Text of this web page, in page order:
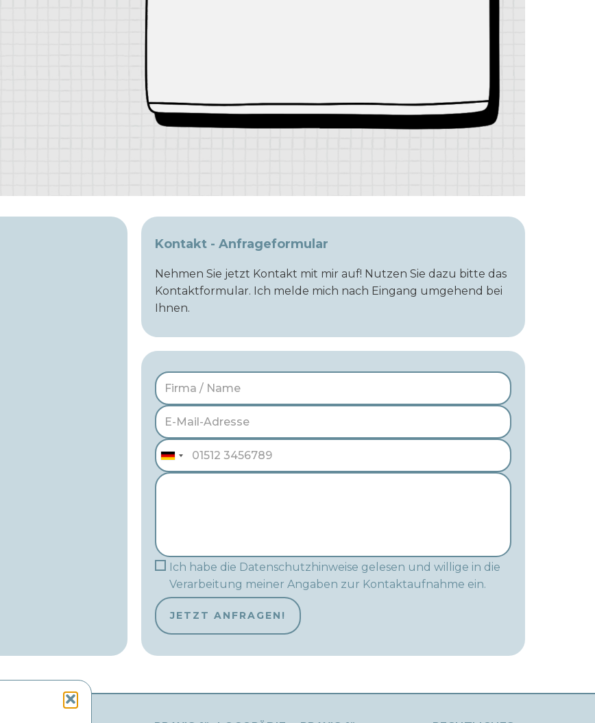
Kontakt - Anfrageformular
Nehmen Sie jetzt Kontakt mit mir auf! Nutzen Sie dazu bitte das
Kontaktformular. Ich melde mich nach Eingang umgehend bei
Ihnen.
Ich habe die Datenschutzhinweise gelesen und willige in die
Verarbeitung meiner Angaben zur Kontaktaufnahme ein.
JETZT ANFRAGEN!